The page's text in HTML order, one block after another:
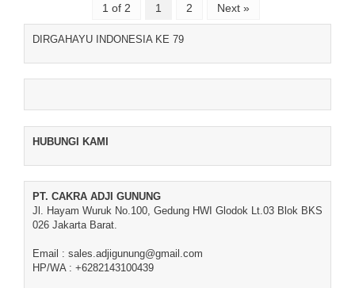
1 of 2 1 2 Next »
DIRGAHAYU INDONESIA KE 79
HUBUNGI KAMI
PT. CAKRA ADJI GUNUNG
Jl. Hayam Wuruk No.100, Gedung HWI Glodok Lt.03 Blok BKS
026 Jakarta Barat.
Email : sales.adjigunung@gmail.com
HP/WA : +6282143100439